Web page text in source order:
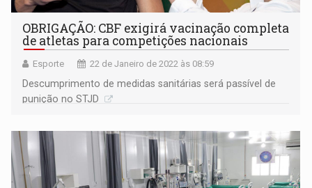
OBRIGAÇÃO: CBF exigirá vacinação completa
de atletas para competições nacionais
Esporte 22 de Janeiro de 2022 às 08:59
Descumprimento de medidas sanitárias será passível de
punição no STJD